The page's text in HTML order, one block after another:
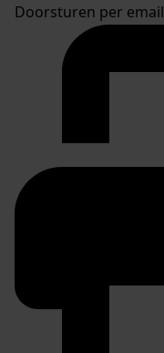
Doorsturen per email